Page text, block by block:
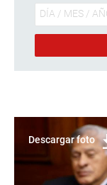
Descargar foto